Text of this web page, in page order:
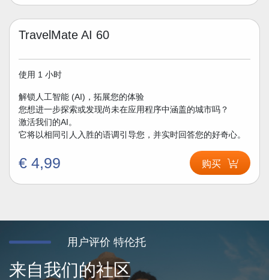
TravelMate AI 60
使用 1 小时
解锁人工智能 (AI)，拓展您的体验
您想进一步探索或发现尚未在应用程序中涵盖的城市吗？
激活我们的AI。
它将以相同引人入胜的语调引导您，并实时回答您的好奇心。
€ 4,99 购买
用户评价 特伦托
来自我们的社区